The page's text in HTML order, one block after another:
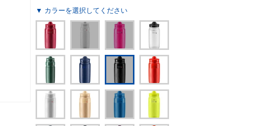
▼ カラーを選択してください